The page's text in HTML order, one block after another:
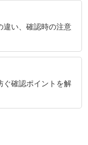
違い、確認時の注意
ぐ確認ポイントを解